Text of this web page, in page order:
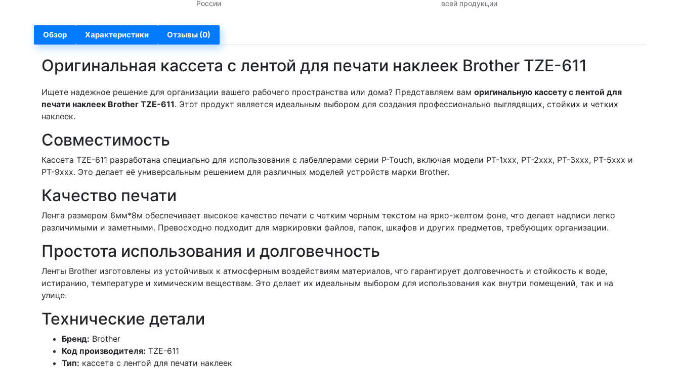
России
всей продукции
Обзор Характеристики Отзывы (0)
Оригинальная кассета с лентой для печати наклеек Brother TZE-611
Ищете надежное решение для организации вашего рабочего пространства или дома? Представляем вам оригинальную кассету с лентой для
печати наклеек Brother TZE-611. Этот продукт является идеальным выбором для создания профессионально выглядящих, стойких и четких
наклеек.
Совместимость
Кассета TZE-611 разработана специально для использования с лабеллерами серии P-Touch, включая модели PT-1xxx, PT-2xxx, PT-3xxx, PT-5xxx и
PT-9xxx. Это делает её универсальным решением для различных моделей устройств марки Brother.
Качество печати
Лента размером 6мм*8м обеспечивает высокое качество печати с четким черным текстом на ярко-желтом фоне, что делает надписи легко
различимыми и заметными. Превосходно подходит для маркировки файлов, папок, шкафов и других предметов, требующих организации.
Простота использования и долговечность
Ленты Brother изготовлены из устойчивых к атмосферным воздействиям материалов, что гарантирует долговечность и стойкость к воде,
истиранию, температуре и химическим веществам. Это делает их идеальным выбором для использования как внутри помещений, так и на
улице.
Технические детали
Бренд: Brother
Код производителя: TZE-611
Тип: кассета с лентой для печати наклеек